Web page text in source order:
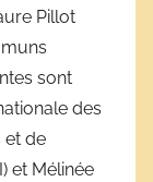
Pillot
sont
des
et de
et Mélinée